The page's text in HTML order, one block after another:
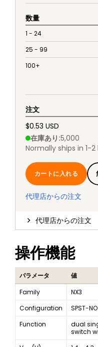
数量
1 - 24
25 - 99
100+
注文
$0.53 USD
在庫あり :5,000
Normally ships in 1-
カートに入れる
代理店からの注文
代理店からの注文
操作機能
パラメータ
値
Family
NX3
Configuration
SPST-NO
Function
dual
switch